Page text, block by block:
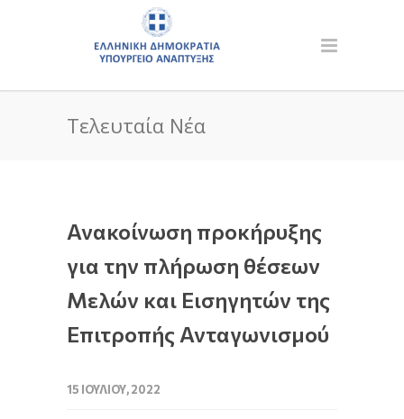
Τελευταία Νέα
Ανακοίνωση προκήρυξης
για την πλήρωση θέσεων
Μελών και Εισηγητών της
Επιτροπής Ανταγωνισμού
15 ΙΟΥΛΊΟΥ, 2022